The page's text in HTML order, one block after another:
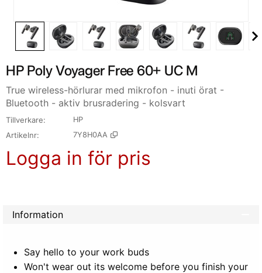
HP Poly Voyager Free 60+ UC M
True wireless-hörlurar med mikrofon - inuti örat -
Bluetooth - aktiv brusradering - kolsvart
Tillverkare HP
Artikelnr 7Y8H0AA
Logga in för pris
Information
Say hello to your work buds
Won't wear out its welcome before you finish your